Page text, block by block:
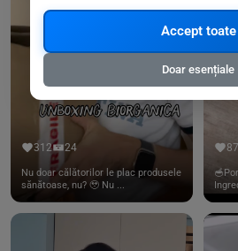
312 24
Nu doar călătorilor le plac produsele
sănătoase, nu? 🥹 Nu ...
87
Accept toate
Doar esențiale